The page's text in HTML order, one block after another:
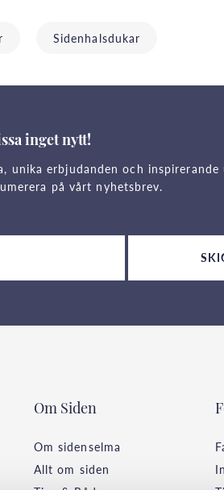
Sidenhalsdukar
inget nytt!
unika erbjudanden och inspirerande
på vårt nyhetsbrev.
Om Siden
Om sidenselma
Allt om siden